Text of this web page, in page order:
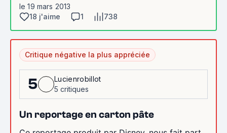
le 19 mars 2013
18 j'aime
1 738
Critique négative la plus appréciée
5
Lucienrobillot
5 critiques
Un reportage en carton pâte